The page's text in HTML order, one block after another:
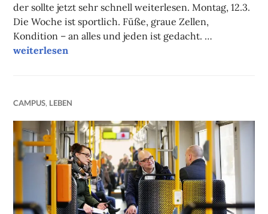
der sollte jetzt sehr schnell weiterlesen. Montag, 12.3.
Die Woche ist sportlich. Füße, graue Zellen,
Kondition – an alles und jeden ist gedacht. …
Unsere Tipps der Woche
weiterlesen
CAMPUS, LEBEN